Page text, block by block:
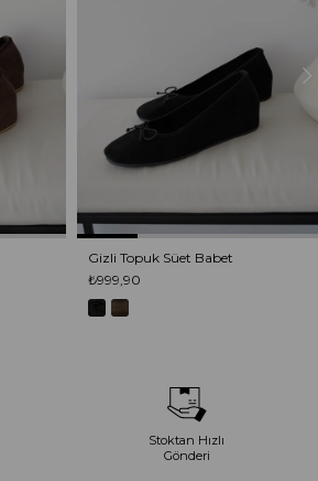
Gizli Topuk Süet Babet
₺999,90
Stoktan Hızlı
Gönderi